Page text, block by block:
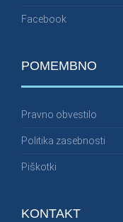
Facebook
POMEMBNO
Pravno obvestilo
Politika zasebnosti
Piškotki
KONTAKT